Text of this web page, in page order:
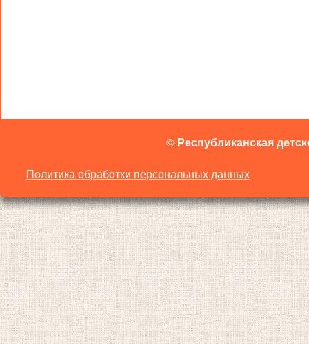
© Республиканская
Политика обработки персональных данных